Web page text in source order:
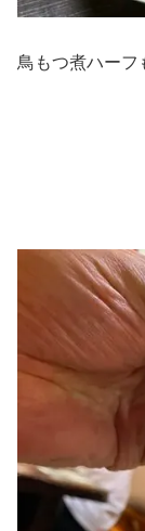
鳥もつ煮ハーフ